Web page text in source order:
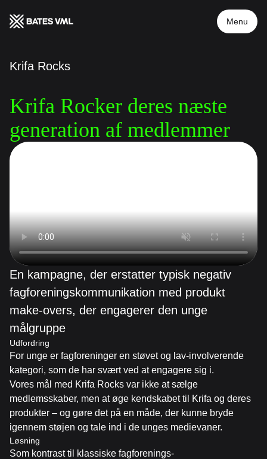
Menu
Krifa Rocks
Krifa Rocker deres næste
generation af medlemmer
En kampagne, der erstatter typisk negativ
fagforeningskommunikation med produkt
make-overs, der engagerer den unge
målgruppe
Udfordring
For unge er fagforeninger en støvet og lav-involverende
kategori, som de har svært ved at engagere sig i.
Vores mål med Krifa Rocks var ikke at sælge
medlemsskaber, men at øge kendskabet til Krifa og deres
produkter – og gøre det på en måde, der kunne bryde
igennem støjen og tale ind i de unges medievaner.
Løsning
Som kontrast til klassiske fagforenings-